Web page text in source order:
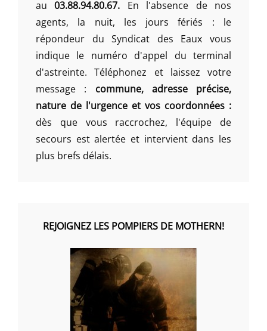
au03.88.94.80.67. En l'absence de nos
agents, la nuit, les jours fériés : le
répondeur du Syndicat des Eaux vous
indique le numéro d'appel du terminal
d'astreinte. Téléphonez et laissez votre
message : commune, adresse précise,
nature de l'urgence et vos coordonnées :
dès que vous raccrochez, l'équipe de
secours est alertée et intervient dans les
plus brefs délais.
REJOIGNEZ LES POMPIERS DE MOTHERN!